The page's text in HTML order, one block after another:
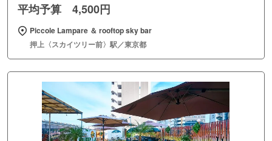
平均予算 4,500円
Piccole Lampare ＆ rooftop sky bar
押上〈スカイツリー前〉駅／東京都